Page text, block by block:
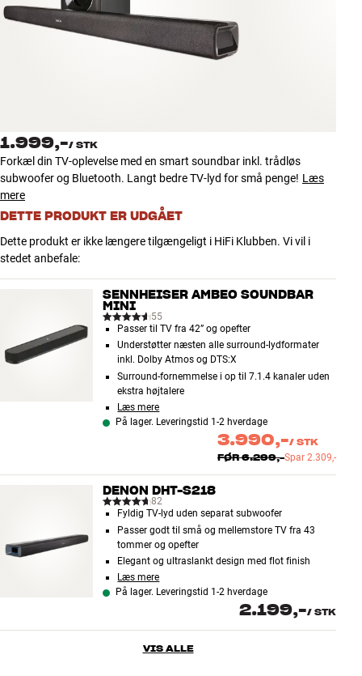
Tilbehør
NYHEDER
TILBUD
Find Butik
Kundeservice
Log ind
1.999,-/ STK
Forkæl din TV-oplevelse med en smart soundbar inkl. trådløs
subwoofer og Bluetooth. Langt bedre TV-lyd for små penge! Læs
mere
DETTE PRODUKT ER UDGÅET
Dette produkt er ikke længere tilgængeligt i HiFi Klubben. Vi vil i
stedet anbefale:
SENNHEISER AMBEO SOUNDBAR
MINI
55
Passer til TV fra 42” og opefter
Understøtter næsten alle surround-lydformater
inkl. Dolby Atmos og DTS:X
Surround-fornemmelse i op til 7.1.4 kanaler uden
ekstra højtalere
Læs mere
På lager. Leveringstid 1-2 hverdage
3.990,-/ STK
FØR6.299,-Spar 2.309,-
DENON DHT-S218
82
Fyldig TV-lyd uden separat subwoofer
Passer godt til små og mellemstore TV fra 43
tommer og opefter
Elegant og ultraslankt design med flot finish
Læs mere
På lager. Leveringstid 1-2 hverdage
2.199,-/ STK
VIS ALLE